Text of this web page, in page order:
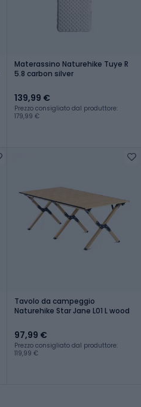
Materassino Naturehike Tuye R
5.8 carbon silver
139,99 €
Prezzo consigliato dal produttore:
179,99 €
Tavolo da campeggio
Naturehike Star Jane L01 L wood
97,99 €
Prezzo consigliato dal produttore:
119,99 €